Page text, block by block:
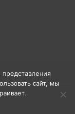
сайт, мы